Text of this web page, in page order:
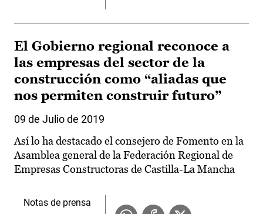
El Gobierno regional reconoce a
las empresas del sector de la
construcción como “aliadas que
nos permiten construir futuro”
09 de Julio de 2019
Así lo ha destacado el consejero de Fomento en la
Asamblea general de la Federación Regional de
Empresas Constructoras de Castilla-La Mancha
Notas de prensa